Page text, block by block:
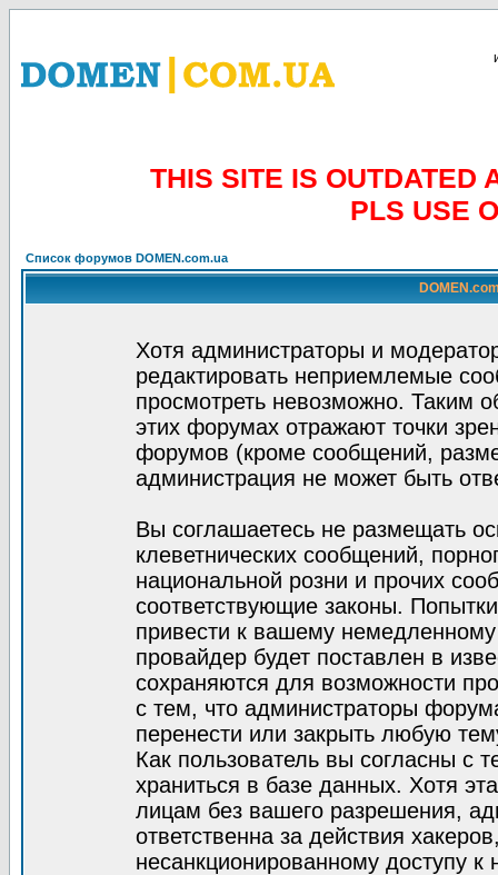
THIS SITE IS OUTDATED
PLS USE
Список форумов DOMEN.com.ua
Хотя администраторы и
редактировать неприемлемые
просмотреть невозможно. Таким
этих форумах отражают точки
форумов (кроме сообщений,
администрация не может быть
Вы соглашаетесь не размещать
клеветнических сообщений,
национальной розни и прочих
соответствующие законы.
привести к вашему
провайдер будет поставлен в
сохраняются для возможности
с тем, что администраторы
перенести или закрыть любую
Как пользователь вы согласны с
храниться в базе данных. Хотя
лицам без вашего разрешения,
ответственна за действия
несанкционированному доступу к